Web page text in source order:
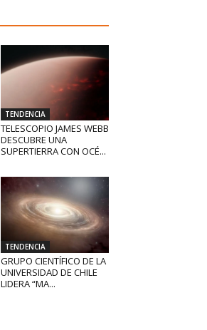
TENDENCIA
TELESCOPIO JAMES WEBB
DESCUBRE UNA
SUPERTIERRA CON OCÉ...
TENDENCIA
GRUPO CIENTÍFICO DE LA
UNIVERSIDAD DE CHILE
LIDERA “MA...